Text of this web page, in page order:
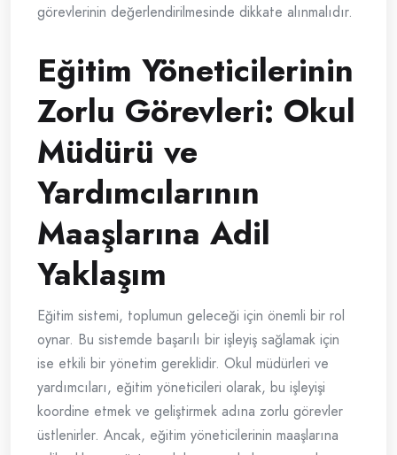
görevlerinin değerlendirilmesinde dikkate alınmalıdır.
Eğitim Yöneticilerinin
Zorlu Görevleri: Okul
Müdürü ve
Yardımcılarının
Maaşlarına Adil
Yaklaşım
Eğitim sistemi, toplumun geleceği için önemli bir rol
oynar. Bu sistemde başarılı bir işleyiş sağlamak için
ise etkili bir yönetim gereklidir. Okul müdürleri ve
yardımcıları, eğitim yöneticileri olarak, bu işleyişi
koordine etmek ve geliştirmek adına zorlu görevler
üstlenirler. Ancak, eğitim yöneticilerinin maaşlarına